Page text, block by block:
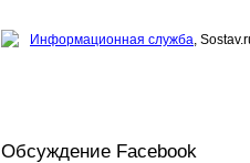
Информационная служба,
Обсуждение Facebook